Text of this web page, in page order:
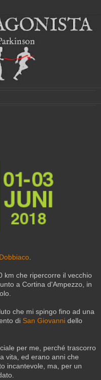
km che ripercorre il vecchio
a Cortina d'Ampezzo, in
che mi spingo fino ad una
di San Giovanni dello
per me, perché trascorro
vita, ed erano anni che
incantevole, ma, per un